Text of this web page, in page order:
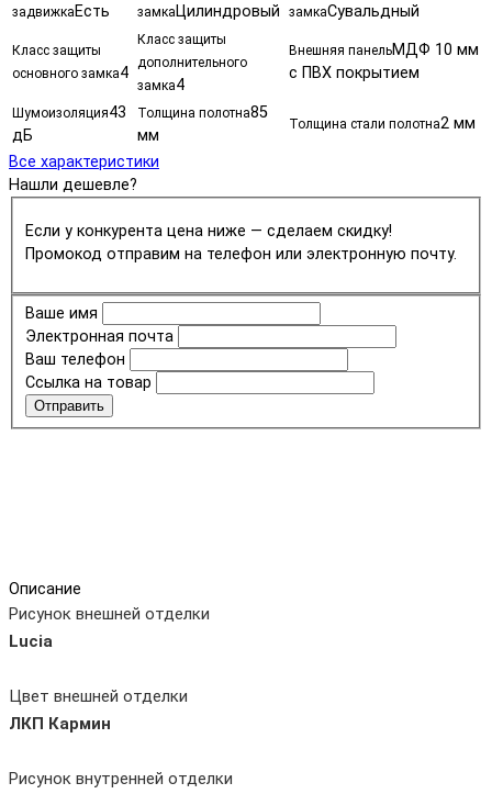
задвижка Есть
замка Цилиндровый
замкаСувальдный
Класс защиты
основного замка4
Класс защиты
дополнительного
замка4
Внешняя панельМДФ 10 мм
с ПВХ покрытием
Шумоизоляция43
дБ
Толщина полотна85
мм
Толщина стали полотна2 мм
Все характеристики
Нашли дешевле?
Если у конкурента цена ниже — сделаем скидку!
Промокод отправим на телефон или электронную почту.
Ваше имя
Электронная почта
Ваш телефон
Ссылка на товар
Отправить
Описание
Рисунок внешней отделки
Lucia
Цвет внешней отделки
ЛКП Кармин
Рисунок внутренней отделки